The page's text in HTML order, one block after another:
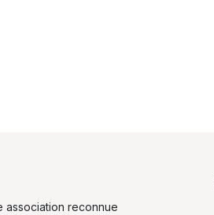
association reconnue